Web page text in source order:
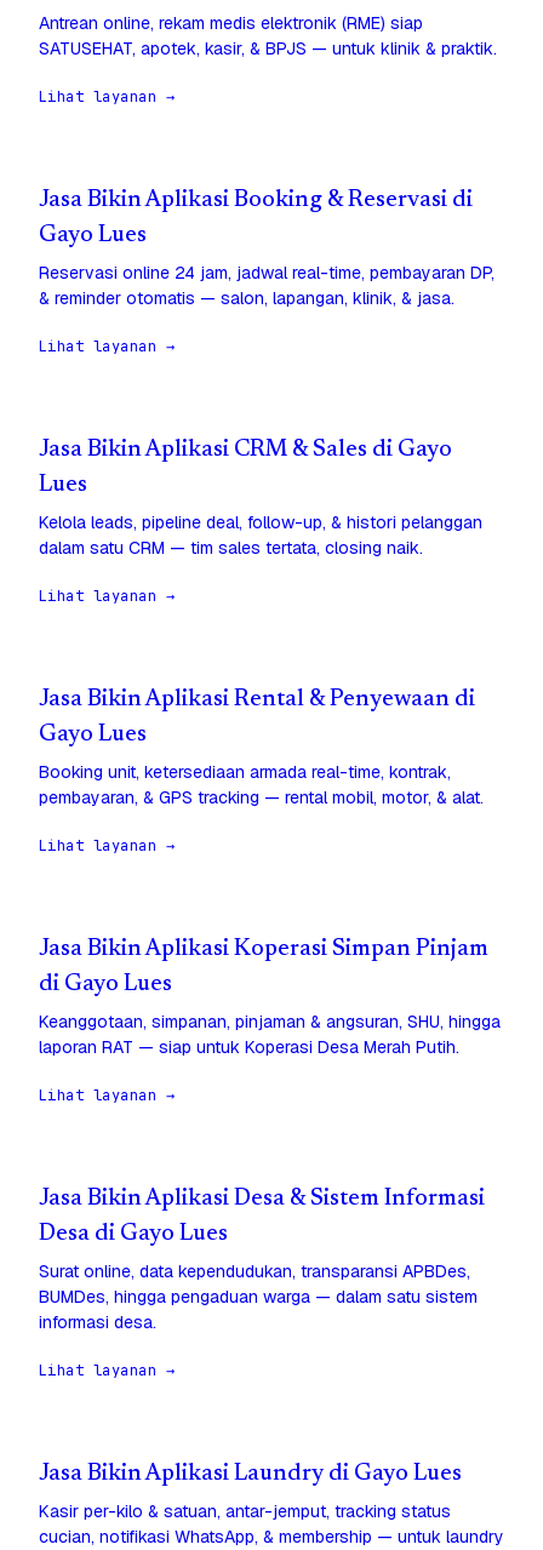
Antrean online, rekam medis elektronik (RME) siap
SATUSEHAT, apotek, kasir, & BPJS — untuk klinik & praktik.
Lihat layanan →
Jasa Bikin Aplikasi Booking & Reservasi di
Gayo Lues
Reservasi online 24 jam, jadwal real-time, pembayaran DP,
& reminder otomatis — salon, lapangan, klinik, & jasa.
Lihat layanan →
Jasa Bikin Aplikasi CRM & Sales di Gayo
Lues
Kelola leads, pipeline deal, follow-up, & histori pelanggan
dalam satu CRM — tim sales tertata, closing naik.
Lihat layanan →
Jasa Bikin Aplikasi Rental & Penyewaan di
Gayo Lues
Booking unit, ketersediaan armada real-time, kontrak,
pembayaran, & GPS tracking — rental mobil, motor, & alat.
Lihat layanan →
Jasa Bikin Aplikasi Koperasi Simpan Pinjam
di Gayo Lues
Keanggotaan, simpanan, pinjaman & angsuran, SHU, hingga
laporan RAT — siap untuk Koperasi Desa Merah Putih.
Lihat layanan →
Jasa Bikin Aplikasi Desa & Sistem Informasi
Desa di Gayo Lues
Surat online, data kependudukan, transparansi APBDes,
BUMDes, hingga pengaduan warga — dalam satu sistem
informasi desa.
Lihat layanan →
Jasa Bikin Aplikasi Laundry di Gayo Lues
Kasir per-kilo & satuan, antar-jemput, tracking status
cucian, notifikasi WhatsApp, & membership — untuk laundry